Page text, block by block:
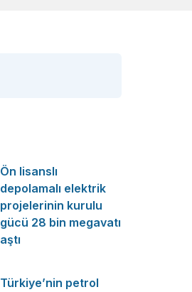
Ön lisanslı
depolamalı elektrik
projelerinin kurulu
gücü 28 bin megavatı
aştı
Türkiye’nin petrol